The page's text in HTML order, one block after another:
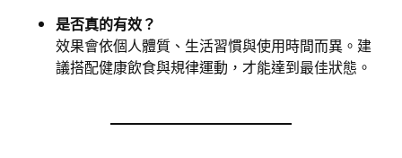
是否真的有效？
效果會依個人體質、生活習慣與使用時間而異。建
議搭配健康飲食與規律運動，才能達到最佳狀態。